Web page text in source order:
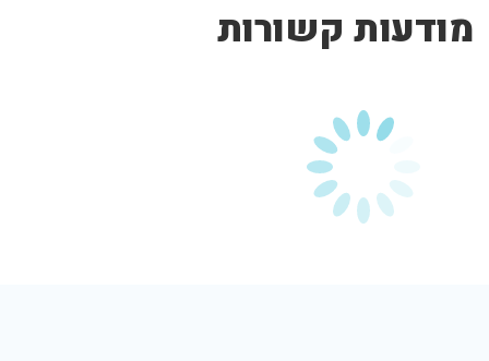
מודעות קשורות